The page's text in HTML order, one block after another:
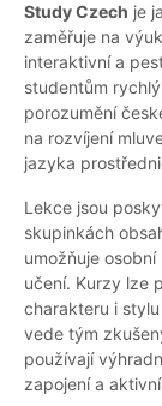
Study Czech je
zaměřuje na
interaktivní a
studentům
porozumění
na rozvíjení
jazyka
Lekce jsou
skupinkách
umožňuje
učení. Kurzy lze
charakteru i
vede tým
používají
zapojení a